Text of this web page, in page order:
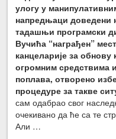
улогу у
напредњаци доведени
тадашњи програмски
Вучића “награђен”
канцеларије за обнову
огромним средствима
поплава, отворено
процедуре за такве
сам одабрао свог
очекивано да ће са те
Али …